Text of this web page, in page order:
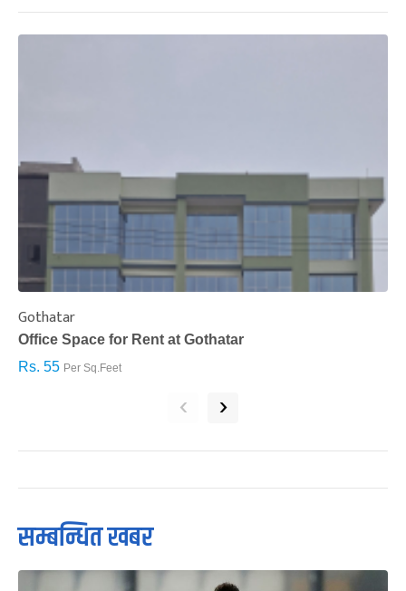
Gothatar
Office Space for Rent at Gothatar
Rs. 55 Per Sq.Feet
‹ ›
सम्बन्धित खबर